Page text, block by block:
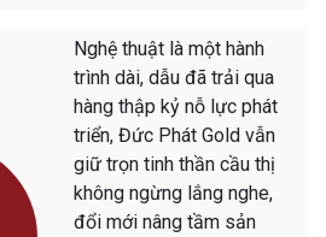
Nghệ thuật là một hành
trình dài, dẫu đã trải qua
hàng thập kỷ nỗ lực phát
triển, Đức Phát Gold vẫn
giữ trọn tinh thần cầu thị
không ngừng lắng nghe,
đổi mới nâng tầm sản